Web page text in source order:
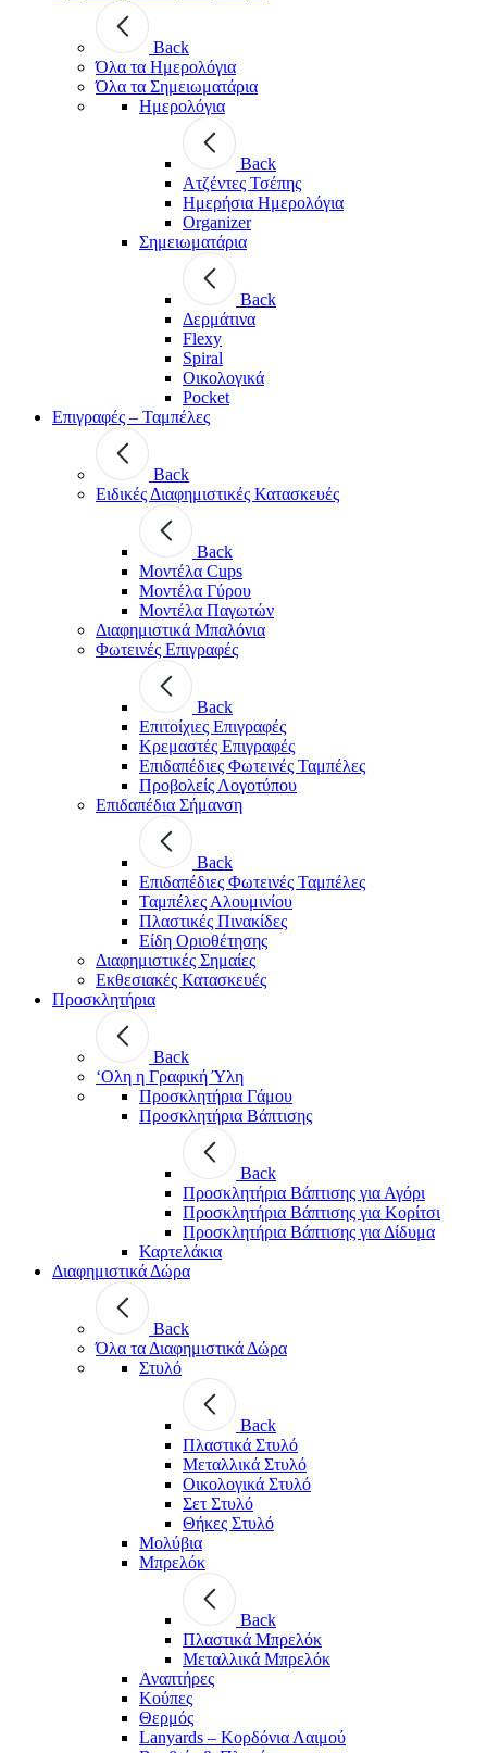
Back
Όλα τα Ημερολόγια
Όλα τα Σημειωματάρια
Ημερολόγια
Back
Ατζέντες Τσέπης
Ημερήσια Ημερολόγια
Organizer
Σημειωματάρια
Back
Δερμάτινα
Flexy
Spiral
Οικολογικά
Pocket
Επιγραφές – Ταμπέλες
Back
Ειδικές Διαφημιστικές Κατασκευές
Back
Μοντέλα Cups
Μοντέλα Γύρου
Μοντέλα Παγωτών
Διαφημιστικά Μπαλόνια
Φωτεινές Επιγραφές
Back
Επιτοίχιες Επιγραφές
Κρεμαστές Επιγραφές
Επιδαπέδιες Φωτεινές Ταμπέλες
Προβολείς Λογοτύπου
Επιδαπέδια Σήμανση
Back
Επιδαπέδιες Φωτεινές Ταμπέλες
Ταμπέλες Αλουμινίου
Πλαστικές Πινακίδες
Είδη Οριοθέτησης
Διαφημιστικές Σημαίες
Εκθεσιακές Κατασκευές
Προσκλητήρια
Back
‘Ολη η Γραφική Ύλη
Προσκλητήρια Γάμου
Προσκλητήρια Βάπτισης
Back
Προσκλητήρια Βάπτισης για Αγόρι
Προσκλητήρια Βάπτισης για Κορίτσι
Προσκλητήρια Βάπτισης για Δίδυμα
Καρτελάκια
Διαφημιστικά Δώρα
Back
Όλα τα Διαφημιστικά Δώρα
Στυλό
Back
Πλαστικά Στυλό
Μεταλλικά Στυλό
Οικολογικά Στυλό
Σετ Στυλό
Θήκες Στυλό
Μολύβια
Μπρελόκ
Back
Πλαστικά Μπρελόκ
Μεταλλικά Μπρελόκ
Αναπτήρες
Κούπες
Θερμός
Lanyards – Kορδόνια Λαιμού